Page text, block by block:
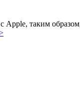
Apple, таким